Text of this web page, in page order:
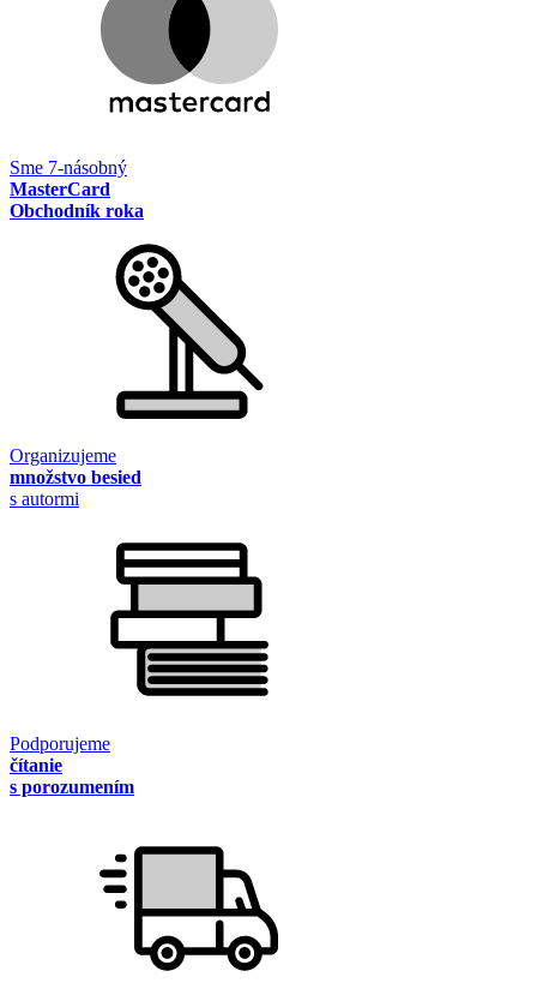
Sme 7-násobný
MasterCard
Obchodník roka
Organizujeme
množstvo besied
s autormi
Podporujeme
čítanie
s porozumením